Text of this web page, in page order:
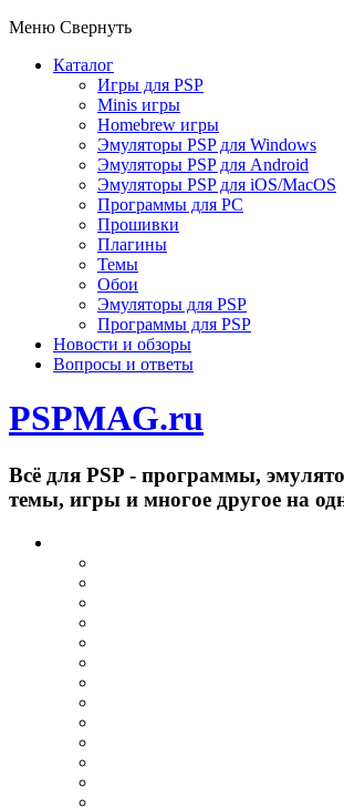
Меню Свернуть
Каталог
Игры для PSP
Minis игры
Homebrew игры
Эмуляторы PSP для Windows
Эмуляторы PSP для Android
Эмуляторы PSP для iOS/MacOS
Программы для PC
Прошивки
Плагины
Темы
Обои
Эмуляторы для PSP
Программы для PSP
Новости и обзоры
Вопросы и ответы
PSPMAG.ru
Всё для PSP - программы,
темы, игры и многое другое на